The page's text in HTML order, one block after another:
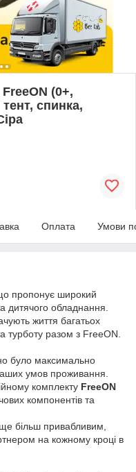
(0+,
спинка,
Оплата Умови
пропонує широкий
дитячого обладнання.
життя багатьох
турботу разом з FreeON.
було максимально
умов проживання.
комплекту FreeON
компонентів та
більш привабливим,
на кожному кроці в